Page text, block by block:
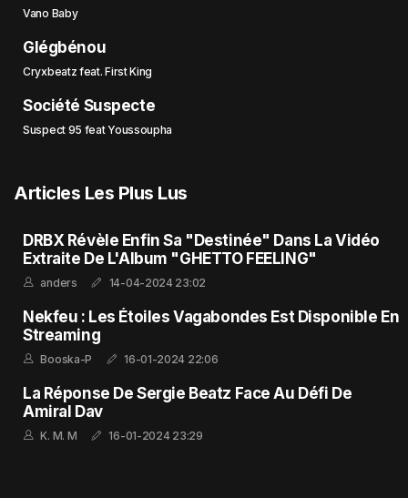
Vano Baby
Glégbénou
Cryxbeatz feat. First King
Société Suspecte
Suspect 95 feat Youssoupha
Articles Les Plus Lus
DRBX Révèle Enfin Sa "Destinée" Dans La Vidéo
Extraite De L'Album "GHETTO FEELING"
anders 14-04-2024 23:02
Nekfeu : Les Étoiles Vagabondes Est Disponible En
Streaming
Booska-P 16-01-2024 22:06
La Réponse De Sergie Beatz Face Au Défi De
Amiral Dav
K. M. M 16-01-2024 23:29